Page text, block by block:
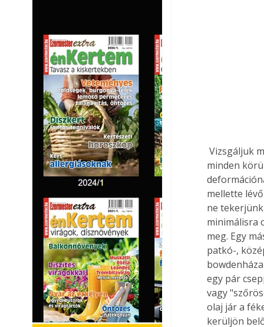
tárolható h
Vizsgáljuk meg a felnit is. Amennyiben tengelyirányban ütést tapasztalunk (a felni
minden
mellette
ne
minimálisra
meg. Egy
patkó-,
egy pár
vagy
olaj jár a
kerüljön